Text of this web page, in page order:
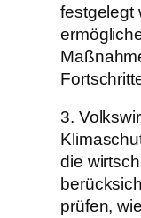
festgelegt
3.
die
prüfen,